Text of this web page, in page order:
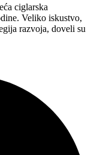
ciglarska
Veliko iskustvo,
razvoja, doveli su